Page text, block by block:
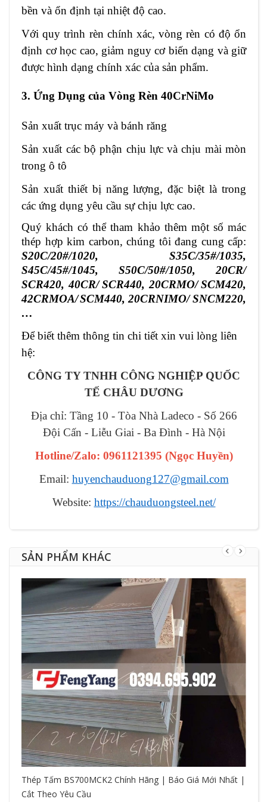
bền và ổn định tại nhiệt độ cao.
Với quy trình rèn chính xác, vòng rèn có độ ổn
định cơ học cao, giảm nguy cơ biến dạng và giữ
được hình dạng chính xác của sản phẩm.
3. Ứng Dụng của Vòng Rèn 40CrNiMo
Sản xuất trục máy và bánh răng
Sản xuất các bộ phận chịu lực và chịu mài mòn
trong ô tô
Sản xuất thiết bị năng lượng, đặc biệt là trong
các ứng dụng yêu cầu sự chịu lực cao.
Quý khách có thể tham khảo thêm một số mác
thép hợp kim carbon, chúng tôi đang cung cấp:
S20C/20#/1020, S35C/35#/1035,
S45C/45#/1045, S50C/50#/1050, 20CR/
SCR420, 40CR/ SCR440, 20CRMO/ SCM420,
42CRMOA/SCM440, 20CRNIMO/ SNCM220,
…
Để biết thêm thông tin chi tiết xin vui lòng liên
hệ:
CÔNG TY TNHH CÔNG NGHIỆP QUỐC
TẾ CHÂU DƯƠNG
Địa chỉ: Tầng 10 - Tòa Nhà Ladeco - Số 266
Đội Cấn - Liễu Giai - Ba Đình - Hà Nội
Hotline/Zalo: 0961121395 (Ngọc Huyền)
Email: huyenchauduong127@gmail.com
Website: https://chauduongsteel.net/
SẢN PHẨM KHÁC
Thép Tấm BS700MCK2 Chính Hãng | Báo Giá Mới Nhất |
Cắt Theo Yêu Cầu